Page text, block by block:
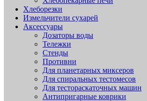
Хлеборезки
Измельчители сухарей
Аксессуары
Дозаторы воды
Тележки
Стенды
Противни
Для планетарных миксеров
Для спиральных тестомесов
Для тестораскаточных машин
Антипригарные коврики